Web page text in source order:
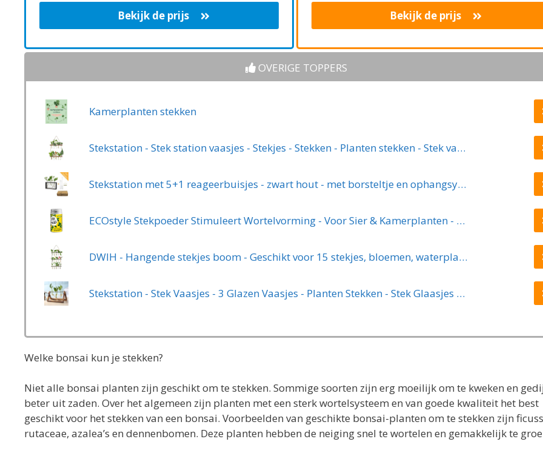
Bekijk de prijs
hydrocultuur - stekjes - droogbloemen
Bekijk de prijs
OVERIGE TOPPERS
Kamerplanten stekken
Stekstation - Stek station vaasjes - Stekjes - Stekken - Planten stekken - Stek vaasjes - Stek glaasjes - Steklab - Reageerbuisjes - Inclusief 10 buisjes - Ophangbaar - Hout - Glas - Bruin
Stekstation met 5+1 reageerbuisjes - zwart hout - met borsteltje en ophangsysteem | stek station - vaasjes - glaasjes - set - hydroponie - hydrocultuur - stekjes - droogbloemen
ECOstyle Stekpoeder Stimuleert Wortelvorming - Voor Sier & Kamerplanten - Helpt Stekjes Uitgroeien tot een Volwaardige Plant - 25 GR
DWIH - Hangende stekjes boom - Geschikt voor 15 stekjes, bloemen, waterplanten (Hydroponie)
Stekstation - Stek Vaasjes - 3 Glazen Vaasjes - Planten Stekken - Stek Glaasjes - Hydrocultuur
Welke bonsai kun je stekken?
Niet alle bonsai planten zijn geschikt om te stekken. Sommige soorten zijn erg moeilijk om te kweken en
beter uit zaden. Over het algemeen zijn planten met een sterk wortelsysteem en van goede kwaliteit het best
geschikt voor het stekken van een bonsai. Voorbeelden van geschikte bonsai-planten om te stekken zijn
rutaceae, azalea’s en dennenbomen. Deze planten hebben de neiging snel te wortelen en gemakkelijk te